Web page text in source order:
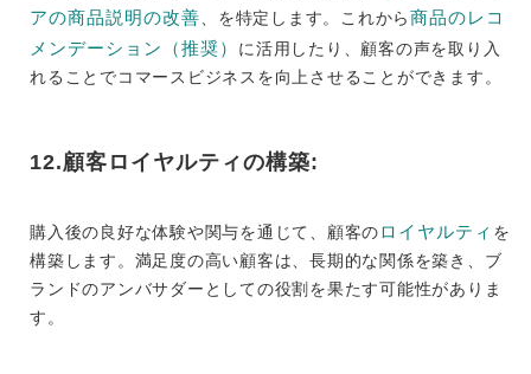
アの商品説明の改善、を特定します。これから商品のレコ
メンデーション（推奨） に活用したり、顧客の声を取り入
れることでコマースビジネスを向上させることができます。
12.顧客ロイヤルティの構築:
購入後の良好な体験や関与を通じて、顧客のロイヤルティ を
構築します。満足度の高い顧客は、長期的な関係を築き、ブ
ランドのアンバサダーとしての役割を果たす可能性がありま
す。